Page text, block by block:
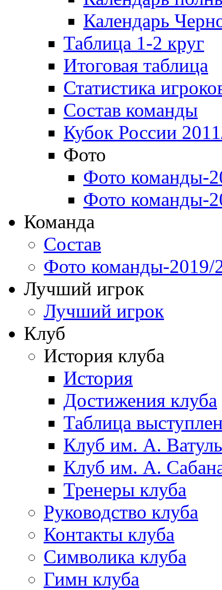
Календарь
Таблица 1-2 круг
Итоговая таблица
Статистика
Состав команды
Кубок России
Фото
Фото команды-
Фото команды-
Команда
Состав
Фото команды-2019/
Лучший игрок
Лучший игрок
Клуб
История клуба
История
Достижения клуба
Таблица
Клуб им. А.
Клуб им. А.
Тренеры клуба
Руководство клуба
Контакты клуба
Символика клуба
Гимн клуба